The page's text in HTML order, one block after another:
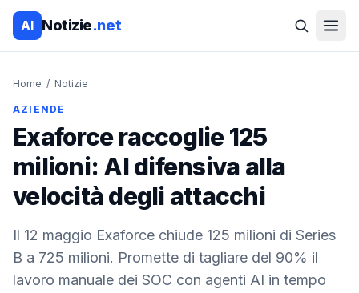
AI Notizie.net
Home / Notizie
AZIENDE
Exaforce raccoglie 125
milioni: AI difensiva alla
velocità degli attacchi
Il 12 maggio Exaforce chiude 125 milioni di Series
B a 725 milioni. Promette di tagliare del 90% il
lavoro manuale dei SOC con agenti AI in tempo